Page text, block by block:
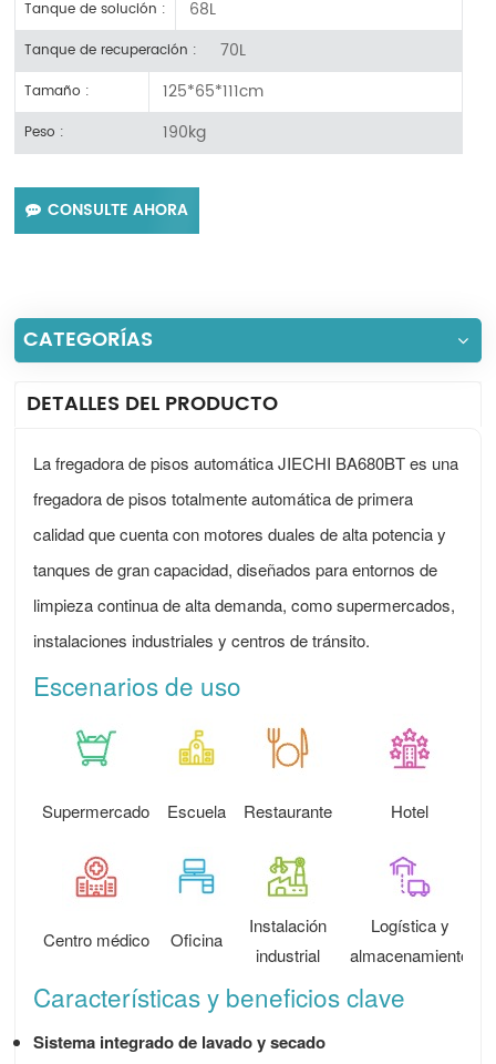
Tanque de solución : 68L
Tanque de recuperación : 70L
Tamaño : 125*65*111cm
Peso : 190kg
CONSULTE AHORA
CATEGORÍAS
DETALLES DEL PRODUCTO
La fregadora de pisos automática JIECHI BA680BT es una
fregadora de pisos totalmente automática de primera
calidad que cuenta con motores duales de alta potencia y
tanques de gran capacidad, diseñados para entornos de
limpieza continua de alta demanda, como supermercados,
instalaciones industriales y centros de tránsito.
Escenarios de uso
Supermercado Escuela Restaurante Hotel
Centro médico Oficina
Instalación
industrial
Logística y
almacenamiento
Características y beneficios clave
Sistema integrado de lavado y secado